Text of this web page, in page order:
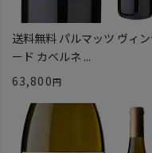
送料無料 パルマッツ ヴィ
ード カベルネ ...
63,800